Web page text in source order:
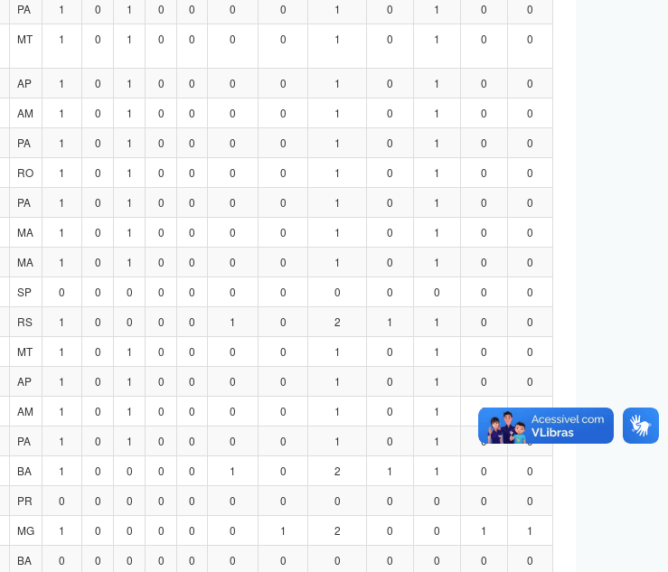
PA 1 0 1 0 0 0 0 1 0 1 0
0
MT 1 0 1 0 0 0 0 1 0 1 0 0
AP 1 0 1 0 0 0 0 1 0 1 0
0
AM 1 0 1 0 0 0 0 1 0 1 0
0
PA 1 0 1 0 0 0 0 1 0 1 0
0
RO 1 0 1 0 0 0 0 1 0 1 0
0
PA 1 0 1 0 0 0 0 1 0 1 0
0
MA 1 0 1 0 0 0 0 1 0 1 0
0
MA 1 0 1 0 0 0 0 1 0 1 0
0
SP 0 0 0 0 0 0 0 0 0 0 0
0
RS 1 0 0 0 0 1 0 2 1 1 0
0
MT 1 0 1 0 0 0 0 1 0 1 0
0
AP 1 0 1 0 0 0 0 1 0 1 0
0
AM 1 0 1 0 0 0 0 1 0 1 0
0
PA 1 0 1 0 0 0 0 1 0 1 0
0
BA 1 0 0 0 0 1 0 2 1 1 0
0
PR 0 0 0 0 0 0 0 0 0 0 0
0
MG 1 0 0 0 0 0 1 2 0 0 1
1
BA 0 0 0 0 0 0 0 0 0 0 0
0